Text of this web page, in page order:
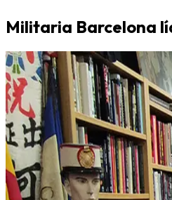
Militaria Barcelona